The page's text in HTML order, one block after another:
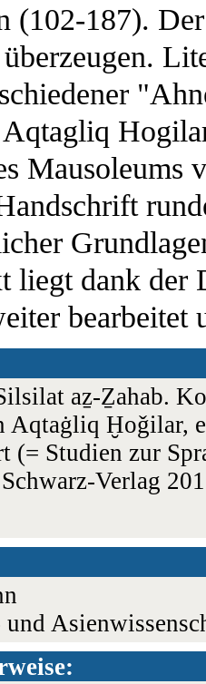
(102-187).
liegt dank der
bearbeitet
aẕ-Ẕahab.
Aqtaġliq Ḫoǧilar,
(= Studien zur
Verlag